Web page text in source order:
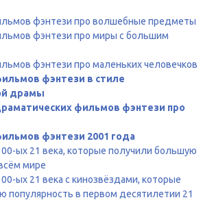
фэнтези про волшебные предметы
фэнтези про миры с большим
фэнтези про маленьких человечков
фэнтези в стиле
драмы
фильмов фэнтези про
фэнтези 2001 года
ых 21 века, которые получили большую
мире
ых 21 века с кинозвёздами, которые
популярность в первом десятилетии 21